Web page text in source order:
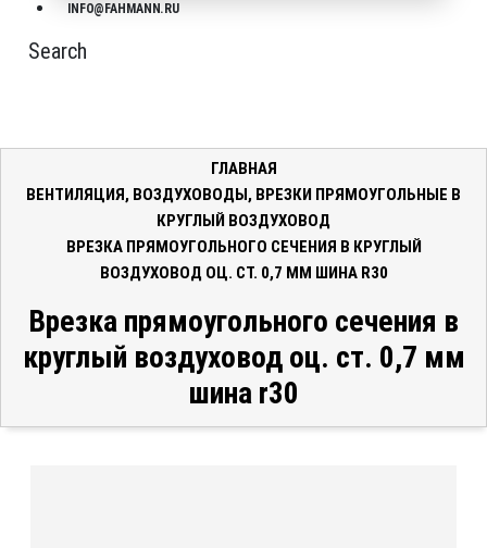
INFO@FAHMANN.RU
Search
ГЛАВНАЯ
ВЕНТИЛЯЦИЯ, ВОЗДУХОВОДЫ, ВРЕЗКИ ПРЯМОУГОЛЬНЫЕ В
КРУГЛЫЙ ВОЗДУХОВОД
ВРЕЗКА ПРЯМОУГОЛЬНОГО СЕЧЕНИЯ В КРУГЛЫЙ
ВОЗДУХОВОД ОЦ. СТ. 0,7 ММ ШИНА R30
Врезка прямоугольного сечения в
круглый воздуховод оц. ст. 0,7 мм
шина r30